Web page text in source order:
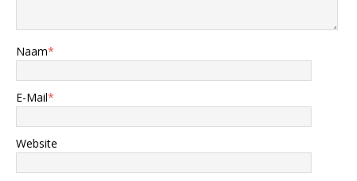
Naam*
E-Mail*
Website